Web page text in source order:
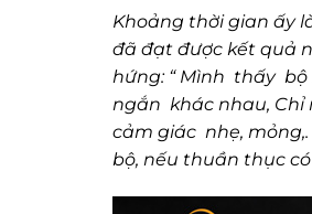
Khoảng thời gian ấy
đã đạt được kết quả
hứng: “ Mình thấy
ngắn khác nhau, Chỉ
cảm giác nhẹ,
bộ, nếu thuần thục